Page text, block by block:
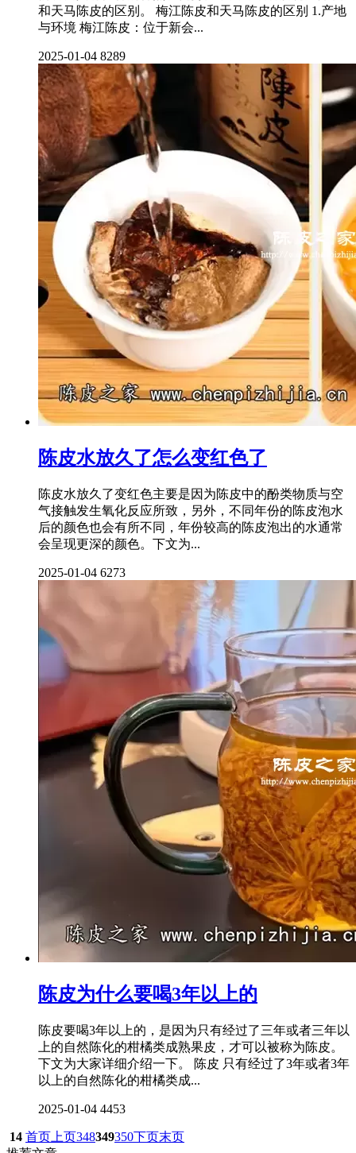
和天马陈皮的区别。 梅江陈皮和天马陈皮的区别 1.产地
与环境 梅江陈皮：位于新会...
2025-01-04 8289
陈皮水放久了怎么变红色了
陈皮水放久了变红色主要是因为陈皮中的酚类物质与空
气接触发生氧化反应所致，另外，不同年份的陈皮泡水
后的颜色也会有所不同，年份较高的陈皮泡出的水通常
会呈现更深的颜色。下文为...
2025-01-04 6273
陈皮为什么要喝3年以上的
陈皮要喝3年以上的，是因为只有经过了三年或者三年以
上的自然陈化的柑橘类成熟果皮，才可以被称为陈皮。
下文为大家详细介绍一下。 陈皮 只有经过了3年或者3年
以上的自然陈化的柑橘类成...
2025-01-04 4453
14 首页 上页348349350下页末页